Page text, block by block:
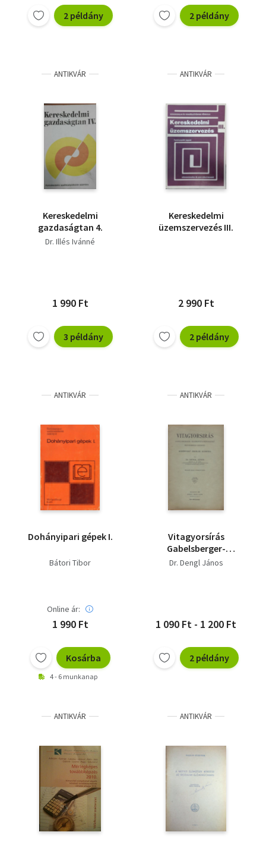
2 példány 2 példány
ANTIKVÁR
Kereskedelmi
gazdaságtan 4.
Dr. Illés Ivánné
1 990 Ft
3 példány
ANTIKVÁR
Kereskedelmi
üzemszervezés III.
2 990 Ft
2 példány
ANTIKVÁR
Dohányipari gépek I.
Bátori Tibor
Online ár:
1 990 Ft
Kosárba
4 - 6 munkanap
ANTIKVÁR
Vitagyorsírás
Gabelsberger-
Markovits-rendszerű
Dr. Dengl János
1 090 Ft - 1 200 Ft
2 példány
ANTIKVÁR ANTIKVÁR